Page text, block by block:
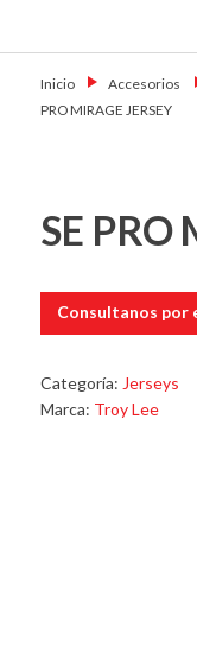
Motoshop
Ezeiza
Inicio→ Accesorios
PRO MIRAGE JERSEY
SE PRO
Consultanos por
Categoría: Jerseys
Marca: Troy Lee